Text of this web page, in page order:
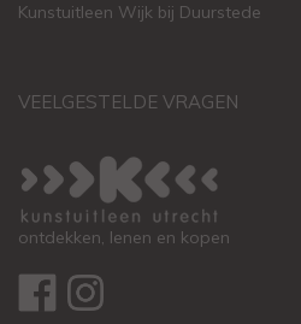
Kunstuitleen Wijk bij Duurstede
VEELGESTELDE VRAGEN
ontdekken, lenen en kopen